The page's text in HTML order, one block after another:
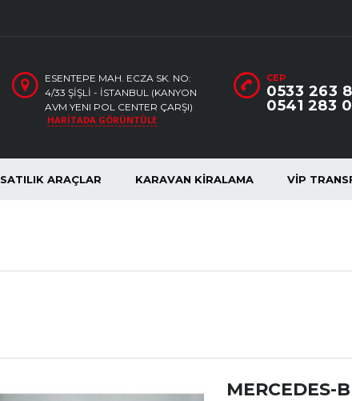
CEP
0533 263
0541 283
ESENTEPE MAH. ECZA SK. NO:
4/33 ŞIŞLI - İSTANBUL (KANYON
AVM YENI POL CENTER ÇARŞI)
HARITADA GÖRÜNTÜLE
SATILIK ARAÇLAR KARAVAN KIRALAMA VİP
MERCEDES-